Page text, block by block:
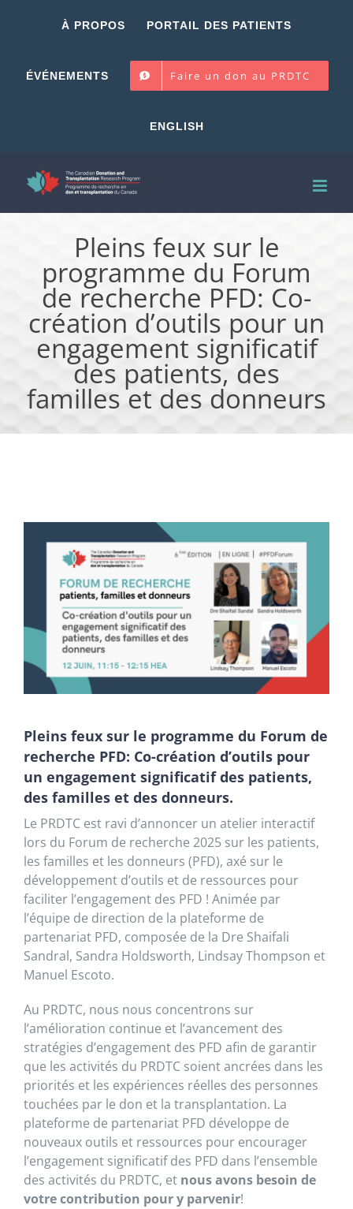
À PROPOS PORTAIL DES PATIENTS
ÉVÉNEMENTS Faire un don au PRDTC
ENGLISH
Pleins feux sur le
programme du Forum
de recherche PFD: Co-
création d’outils pour un
engagement significatif
des patients, des
familles et des donneurs
Pleins feux sur le programme du Forum de
recherche PFD: Co-création d’outils pour
un engagement significatif des patients,
des familles et des donneurs.
Le PRDTC est ravi d’annoncer un atelier interactif
lors du Forum de recherche 2025 sur les patients,
les familles et les donneurs (PFD), axé sur le
développement d’outils et de ressources pour
faciliter l’engagement des PFD ! Animée par
l’équipe de direction de la plateforme de
partenariat PFD, composée de la Dre Shaifali
Sandral, Sandra Holdsworth, Lindsay Thompson et
Manuel Escoto.
Au PRDTC, nous nous concentrons sur
l’amélioration continue et l’avancement des
stratégies d’engagement des PFD afin de garantir
que les activités du PRDTC soient ancrées dans les
priorités et les expériences réelles des personnes
touchées par le don et la transplantation. La
plateforme de partenariat PFD développe de
nouveaux outils et ressources pour encourager
l’engagement significatif des PFD dans l’ensemble
des activités du PRDTC, et nous avons besoin de
votre contribution pour y parvenir!